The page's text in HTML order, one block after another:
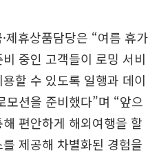
제휴상품담당은 “여름 휴가
중인 고객들이 로밍 서비
할 수 있도록 일행과 데이
모션을 준비했다”며 “앞으
편안하게 해외여행을 할
제공해 차별화된 경험을